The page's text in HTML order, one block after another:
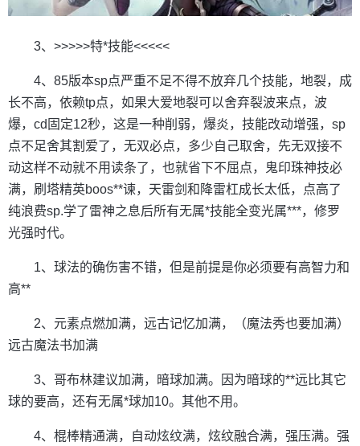
3、>>>>>特*技能<<<<<
4、85版本sp点严重不足不得不放弃几个技能，地裂，成
长不高，依赖tp点，如果大爱地裂可以舍弃裂波来点，波
爆，cd固定12秒，这是一种削弱，爆炎，技能改动增强，sp
点不足舍其割爱了，无双必点，多少自己取舍，先无双接不
动这样不动就不用读条了，也就省下不屈点，鬼印珠神技必
满，刷塔精英boos**谏，天雷剑和降雷杠成长太低，点高了
纯浪费sp.学了雷神之息后所有无属*技能全变光属***，修罗
光强时代。
1、球法的确伤害不错，但是前提是你必须要有高智力和
高**
2、元素点燃加满，远古记忆加满，（魔法秀也要加满）
远古魔法书加满
3、哥布林建议加满，暗球加满。因为暗球的**远比其它
球的要高，还有无属*球加10。其他不用。
4、棍棒精通满，自动炫纹满，炫纹融合满，强压满。强